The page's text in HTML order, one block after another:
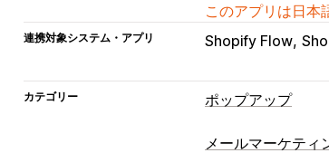
このアプリは日本
連携対象システム・アプリ Shopify Flow
カテゴリー ポップアップ
ポップアップ種類
メールマーケティ